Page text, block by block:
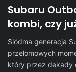
Subaru
kombi, czy
Siódma generacja
przełomowych
który przez dekady